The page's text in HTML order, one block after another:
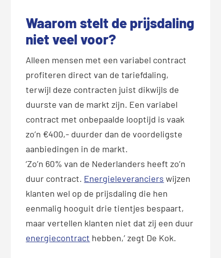
Waarom stelt de prijsdaling
niet veel voor?
Alleen mensen met een variabel contract
profiteren direct van de tariefdaling,
terwijl deze contracten juist dikwijls de
duurste van de markt zijn. Een variabel
contract met onbepaalde looptijd is vaak
zo’n €400,- duurder dan de voordeligste
aanbiedingen in de markt.
‘Zo’n 60% van de Nederlanders heeft zo’n
duur contract. Energieleveranciers wijzen
klanten wel op de prijsdaling die hen
eenmalig hooguit drie tientjes bespaart,
maar vertellen klanten niet dat zij een duur
energiecontract hebben,’ zegt De Kok.